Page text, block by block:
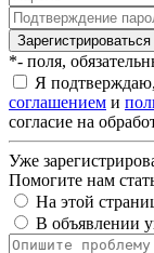
Зарегистрироваться
*- поля,
Я
соглашением и
согласие на
Уже
Помогите нам
На этой
В объявлении